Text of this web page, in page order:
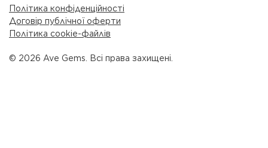
© 2026 Ave Gems. Всі права захищені.
Політика конфіденційності
Договір публічної оферти
Політика cookie-файлів